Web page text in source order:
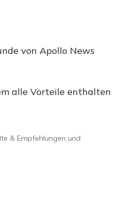
von Apollo News
alle Vorteile enthalten
& Empfehlungen und